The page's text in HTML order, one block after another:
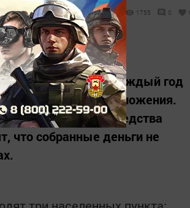
1755 0
села Шали, каждый год
программе самообложения.
в прошлое годы средства
что собранные деньги не